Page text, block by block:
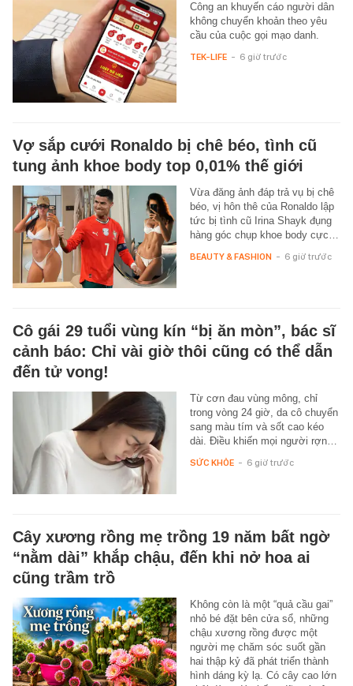
Công an khuyến cáo người dân
không chuyển khoản theo yêu
cầu của cuộc gọi mạo danh.
TEK-LIFE - 6 giờ trước
Vợ sắp cưới Ronaldo bị chê béo, tình cũ
tung ảnh khoe body top 0,01% thế giới
Vừa đăng ảnh đáp trả vụ bị chê
béo, vị hôn thê của Ronaldo lập
tức bị tình cũ Irina Shayk đụng
hàng góc chụp khoe body cực…
BEAUTY & FASHION - 6 giờ trước
Cô gái 29 tuổi vùng kín “bị ăn mòn”, bác sĩ
cảnh báo: Chỉ vài giờ thôi cũng có thể dẫn
đến tử vong!
Từ cơn đau vùng mông, chỉ
trong vòng 24 giờ, da cô chuyển
sang màu tím và sốt cao kéo
dài. Điều khiến mọi người rợn…
SỨC KHỎE - 6 giờ trước
Cây xương rồng mẹ trồng 19 năm bất ngờ
“nằm dài” khắp chậu, đến khi nở hoa ai
cũng trầm trồ
Không còn là một “quả cầu gai”
nhỏ bé đặt bên cửa sổ, những
chậu xương rồng được một
người mẹ chăm sóc suốt gần
hai thập kỷ đã phát triển thành
hình dáng kỳ lạ. Có cây cao lớn